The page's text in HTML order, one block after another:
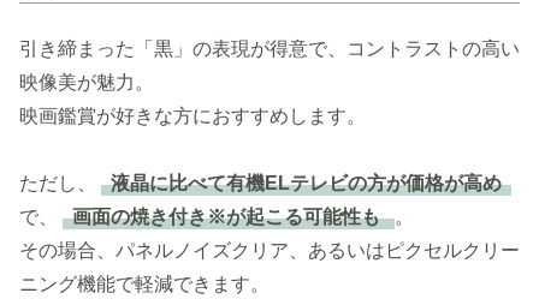
引き締まった「黒」の表現が得意で、コントラストの高い
映像美が魅力。
映画鑑賞が好きな方におすすめします。
ただし、
液晶に比べて有機ELテレビの方が価格が高め
で、
画面の焼き付き※が起こる可能性も 。
その場合、パネルノイズクリア、あるいはピクセルクリー
ニング機能で軽減できます。